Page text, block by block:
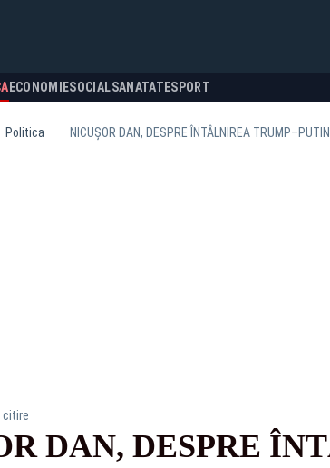
ECONOMIESOCIALSANATATESPORT
Politica NICUȘOR DAN, DESPRE ÎNTÂLNIREA
citire
DAN, DESPRE